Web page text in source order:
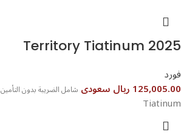
Territory Tiatinum 2025⁩⁩
فورد
125,005.00 ريال سعودى شامل الضريبة بدون التأمين
Tiatinum